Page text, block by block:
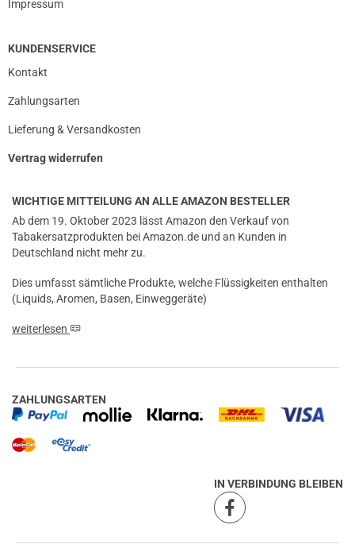
Impressum
KUNDENSERVICE
Kontakt
Zahlungsarten
Lieferung & Versandkosten
Vertrag widerrufen
WICHTIGE MITTEILUNG AN ALLE AMAZON BESTELLER
Ab dem 19. Oktober 2023 lässt Amazon den Verkauf von
Tabakersatzprodukten bei Amazon.de und an Kunden in
Deutschland nicht mehr zu.
Dies umfasst sämtliche Produkte, welche Flüssigkeiten enthalten
(Liquids, Aromen, Basen, Einweggeräte)
weiterlesen
ZAHLUNGSARTEN
IN VERBINDUNG BLEIBEN